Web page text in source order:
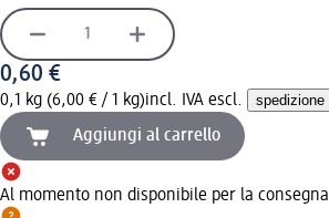
0,60 €
0,1 kg (6,00 € / 1 kg)incl. IVA escl. spedizione
Aggiungi al carrello
Al momento non disponibile per la consegna